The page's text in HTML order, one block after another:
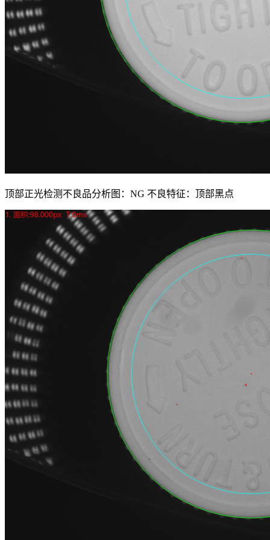
顶部正光检测不良品分析图：NG 不良特征：顶部黑点